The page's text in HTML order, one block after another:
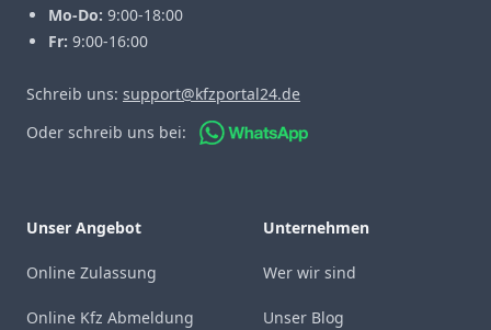
Mo-Do: 9:00-18:00
Fr: 9:00-16:00
Schreib uns: support@kfzportal24.de
Oder schreib uns bei:
Unser Angebot
Online Zulassung
Online Kfz Abmeldung
Unternehmen
Wer wir sind
Unser Blog